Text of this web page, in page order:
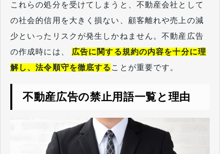
これらの処分を受けてしまうと、不動産会社として
の社会的信用を大きく損ない、顧客離れや売上の減
少といったリスクが発生しかねません。不動産広告
の作成時には、 広告に関する規約の内容を十分に理
解し、法令順守を徹底する ことが重要です。
不動産広告の禁止用語一覧と理由